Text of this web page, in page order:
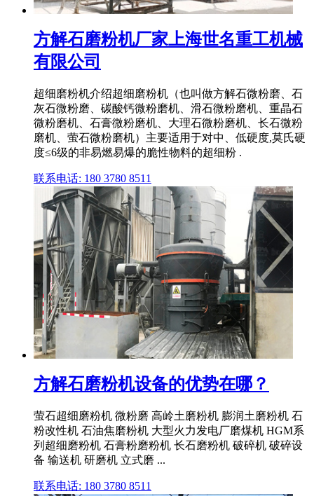
方解石磨粉机厂家上海世名重工机械
有限公司
超细磨粉机介绍超细磨粉机（也叫做方解石微粉磨、石
灰石微粉磨、碳酸钙微粉磨机、滑石微粉磨机、重晶石
微粉磨机、石膏微粉磨机、大理石微粉磨机、长石微粉
磨机、萤石微粉磨机）主要适用于对中、低硬度,莫氏硬
度≤6级的非易燃易爆的脆性物料的超细粉 .
联系电话: 180 3780 8511
方解石磨粉机设备的优势在哪？
萤石超细磨粉机 微粉磨 高岭土磨粉机 膨润土磨粉机 石
粉改性机 石油焦磨粉机 大型火力发电厂磨煤机 HGM系
列超细磨粉机 石膏粉磨粉机 长石磨粉机 破碎机 破碎设
备 输送机 研磨机 立式磨 ...
联系电话: 180 3780 8511